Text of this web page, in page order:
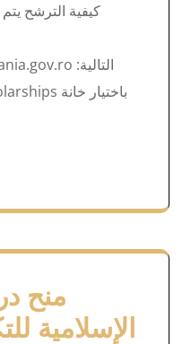
كيفية الترشح
منح